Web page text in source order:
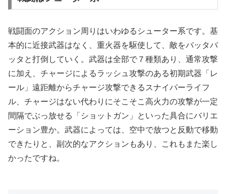
戦闘面のアクション周りはいわゆるシューター系です。基
本的に近接武器はなく、重火器を駆使して、敵をバッタバ
ッタと打倒していく。武器は全部で７種類あり、通常攻撃
に加え、チャージによるラッシュ攻撃のある初期武器「レ
ール」遠距離からチャージ攻撃できるスナイパーライフ
ル、チャージはない代わりにそこそこ高火力の攻撃が一定
間隔でぶっ放せる「ショットガン」といった具合にバリエ
ーション豊か。武器によっては、空中で放つと反動で移動
できたりと、副次的なアクションもあり、これもまた楽し
かったですね。